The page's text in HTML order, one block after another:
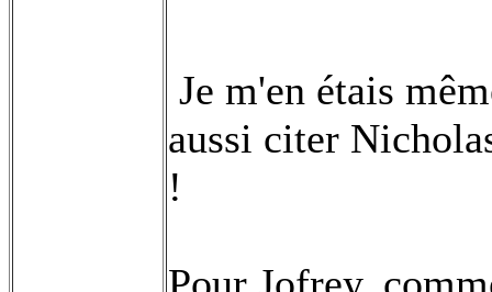
Je m'en étais
aussi citer
!